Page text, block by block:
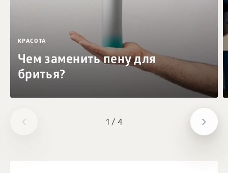
1 / 4
КРАСОТА
Чем заменить пену для
бритья?